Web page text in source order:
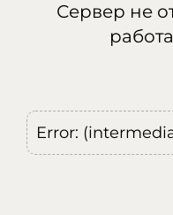
Сервер не